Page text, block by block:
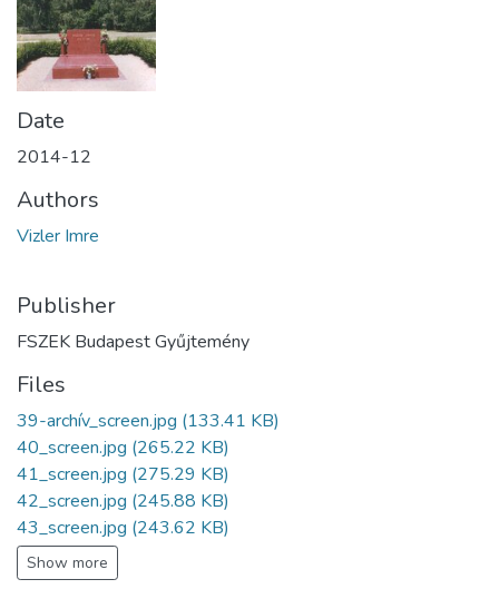
Date
2014-12
Authors
Vizler Imre
Publisher
FSZEK Budapest Gyűjtemény
Files
39-archív_screen.jpg (133.41 KB)
40_screen.jpg (265.22 KB)
41_screen.jpg (275.29 KB)
42_screen.jpg (245.88 KB)
43_screen.jpg (243.62 KB)
Show more